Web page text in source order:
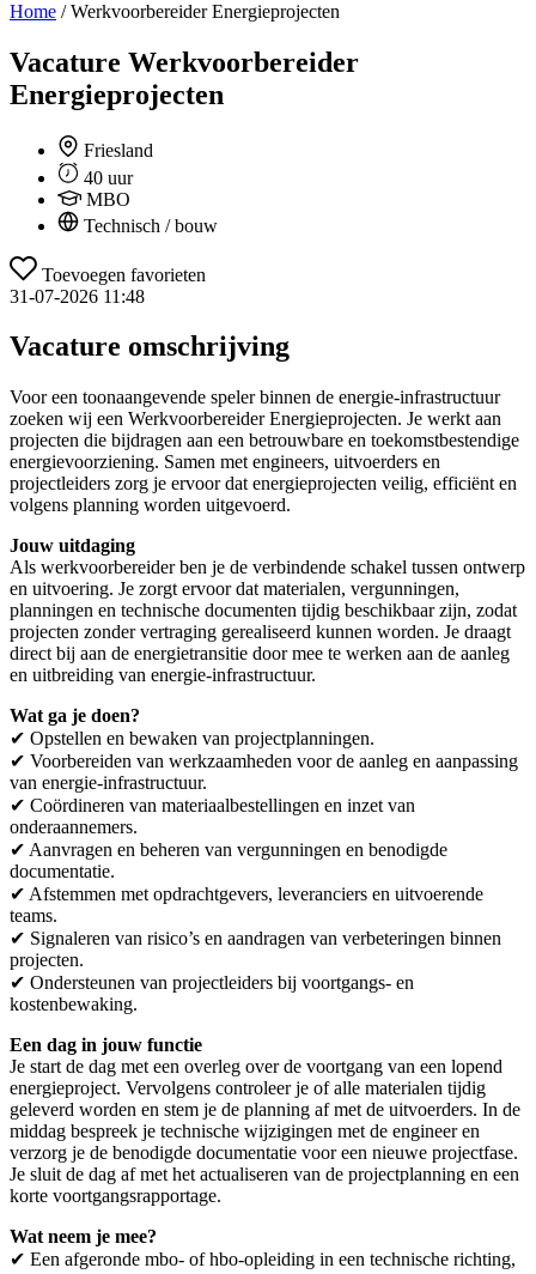
Home /Werkvoorbereider Energieprojecten
Vacature Werkvoorbereider
Energieprojecten
Friesland
40 uur
MBO
Technisch / bouw
Toevoegen favorieten
31-07-2026 11:48
Vacature omschrijving
Voor een toonaangevende speler binnen de energie-infrastructuur
zoeken wij een Werkvoorbereider Energieprojecten. Je werkt aan
projecten die bijdragen aan een betrouwbare en toekomstbestendige
energievoorziening. Samen met engineers, uitvoerders en
projectleiders zorg je ervoor dat energieprojecten veilig, efficiënt en
volgens planning worden uitgevoerd.
Jouw uitdaging
Als werkvoorbereider ben je de verbindende schakel tussen ontwerp
en uitvoering. Je zorgt ervoor dat materialen, vergunningen,
planningen en technische documenten tijdig beschikbaar zijn, zodat
projecten zonder vertraging gerealiseerd kunnen worden. Je draagt
direct bij aan de energietransitie door mee te werken aan de aanleg
en uitbreiding van energie-infrastructuur.
Wat ga je doen?
✔ Opstellen en bewaken van projectplanningen.
✔ Voorbereiden van werkzaamheden voor de aanleg en aanpassing
van energie-infrastructuur.
✔ Coördineren van materiaalbestellingen en inzet van
onderaannemers.
✔ Aanvragen en beheren van vergunningen en benodigde
documentatie.
✔ Afstemmen met opdrachtgevers, leveranciers en uitvoerende
teams.
✔ Signaleren van risico’s en aandragen van verbeteringen binnen
projecten.
✔ Ondersteunen van projectleiders bij voortgangs- en
kostenbewaking.
Een dag in jouw functie
Je start de dag met een overleg over de voortgang van een lopend
energieproject. Vervolgens controleer je of alle materialen tijdig
geleverd worden en stem je de planning af met de uitvoerders. In de
middag bespreek je technische wijzigingen met de engineer en
verzorg je de benodigde documentatie voor een nieuwe projectfase.
Je sluit de dag af met het actualiseren van de projectplanning en een
korte voortgangsrapportage.
Wat neem je mee?
✔ Een afgeronde mbo- of hbo-opleiding in een technische richting,